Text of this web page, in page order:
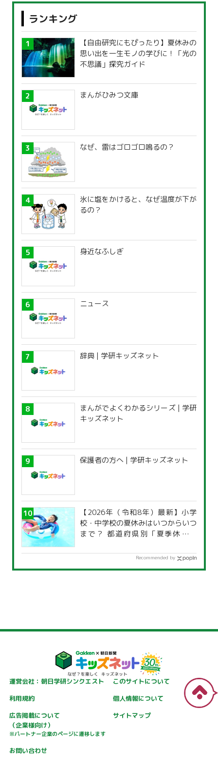
ランキング
【自由研究にもぴったり】夏休みの
思い出を一生モノの学びに！「光の
不思議」探究ガイド
まんがひみつ文庫
なぜ、雷はゴロゴロ鳴るの？
氷に塩をかけると、なぜ温度が下が
るの？
身近なふしぎ
ニュース
辞典 | 学研キッズネット
まんがでよくわかるシリーズ | 学研
キッズネット
保護者の方へ | 学研キッズネット
【2026年（令和8年）最新】小学
校・中学校の夏休みはいつからいつ
まで？ 都道府県別「夏季休暇一
Recommended by
運営会社：朝日学研シンクエスト
このサイトについて
利用規約
個人情報について
広告掲載について
（企業様向け）
※パートナー企業のページに遷移します
サイトマップ
お問い合わせ